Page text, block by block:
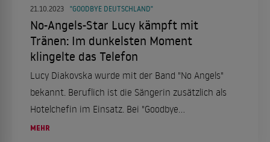
21.10.2023 "GOODBYE DEUTSCHLAND"
No-Angels-Star Lucy kämpft mit
Tränen: Im dunkelsten Moment
klingelte das Telefon
Lucy Diakovska wurde mit der Band "No Angels"
bekannt. Beruflich ist die Sängerin zusätzlich als
Hotelchefin im Einsatz. Bei "Goodbye
Deutschland" verriet die 47-Jährige, wie sie mit
MEHR